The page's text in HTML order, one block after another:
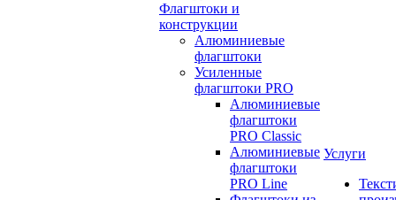
Флагштоки и
конструкции
Алюминиевые
флагштоки
Усиленные
флагштоки PRO
Алюминиевые
флагштоки
PRO Classic
Алюминиевые
флагштоки
PRO Line
Услуги